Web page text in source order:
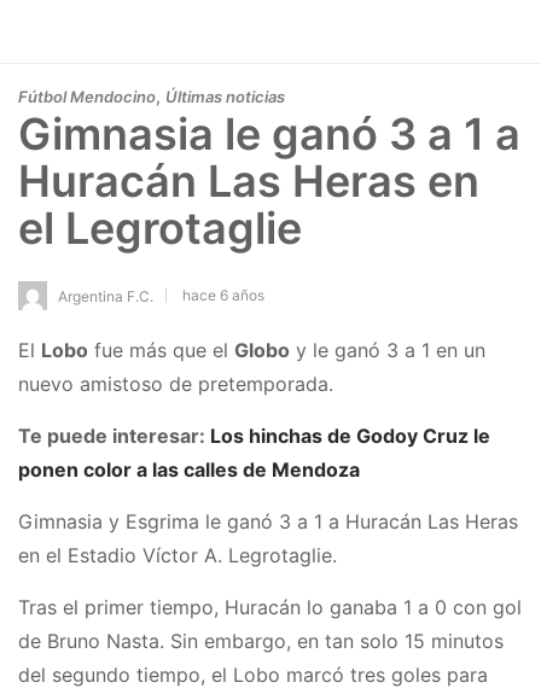
Fútbol Mendocino, Últimas noticias
Gimnasia le ganó 3 a 1 a
Huracán Las Heras en
el Legrotaglie
Argentina F.C. hace 6 años
El Lobo fue más que el Globo y le ganó 3 a 1 en un
nuevo amistoso de pretemporada.
Te puede interesar: Los hinchas de Godoy Cruz le
ponen color a las calles de Mendoza
Gimnasia y Esgrima le ganó 3 a 1 a Huracán Las Heras
en el Estadio Víctor A. Legrotaglie.
Tras el primer tiempo, Huracán lo ganaba 1 a 0 con gol
de Bruno Nasta. Sin embargo, en tan solo 15 minutos
del segundo tiempo, el Lobo marcó tres goles para